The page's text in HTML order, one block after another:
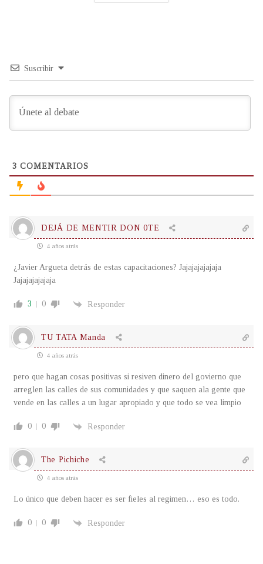
Suscribir
3 COMENTARIOS
DEJÁ DE MENTIR DON 0TE
4 años atrás
¿Javier Argueta detrás de estas capacitaciones? Jajajajajajaja
Jajajajajajaja
3 0 Responder
TU TATA Manda
4 años atrás
pero que hagan cosas positivas si resiven dinero del govierno que
arreglen las calles de sus comunidades y que saquen ala gente que
vende en las calles a un lugar apropiado y que todo se vea limpio
0 0 Responder
The Pichiche
4 años atrás
Lo único que deben hacer es ser fieles al regimen… eso es todo.
0 0 Responder